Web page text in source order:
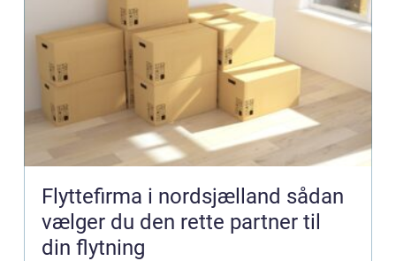
Flyttefirma i nordsjælland sådan
vælger du den rette partner til
din flytning